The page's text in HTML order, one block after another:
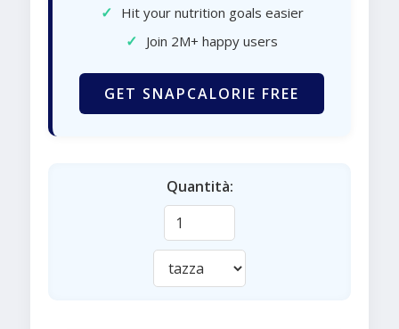
✓ Hit your nutrition goals easier
✓ Join 2M+ happy users
GET SNAPCALORIE FREE
Quantità: